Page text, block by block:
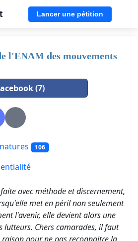
Lancer une pétition
l'ENAM des mouvements
(7)
106
avec méthode et discernement,
met en péril non seulement
l'avenir, elle devient alors une
lutteurs. Chers camarades, il faut